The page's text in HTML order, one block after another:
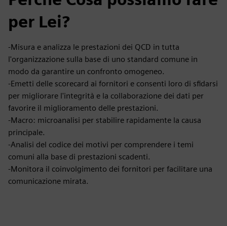
per Lei?
-Misura e analizza le prestazioni dei QCD in tutta
l'organizzazione sulla base di uno standard comune in
modo da garantire un confronto omogeneo.
-Emetti delle scorecard ai fornitori e consenti loro di sfidarsi
per migliorare l'integrità e la collaborazione dei dati per
favorire il miglioramento delle prestazioni.
-Macro: microanalisi per stabilire rapidamente la causa
principale.
-Analisi del codice dei motivi per comprendere i temi
comuni alla base di prestazioni scadenti.
-Monitora il coinvolgimento dei fornitori per facilitare una
comunicazione mirata.